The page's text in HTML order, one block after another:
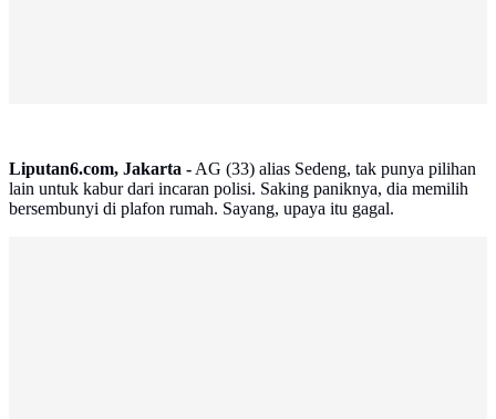
Liputan6.com, Jakarta -AG (33) alias Sedeng, tak punya pilihan
lain untuk kabur dari incaran polisi. Saking paniknya, dia memilih
bersembunyi di plafon rumah. Sayang, upaya itu gagal.